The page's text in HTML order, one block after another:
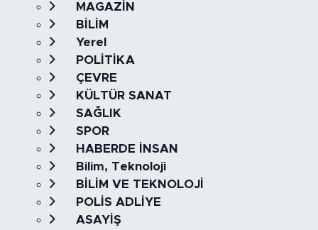
MAGAZİN
BİLİM
Yerel
POLİTİKA
ÇEVRE
KÜLTÜR SANAT
SAĞLIK
SPOR
HABERDE İNSAN
Bilim, Teknoloji
BİLİM VE TEKNOLOJİ
POLİS ADLİYE
ASAYİŞ